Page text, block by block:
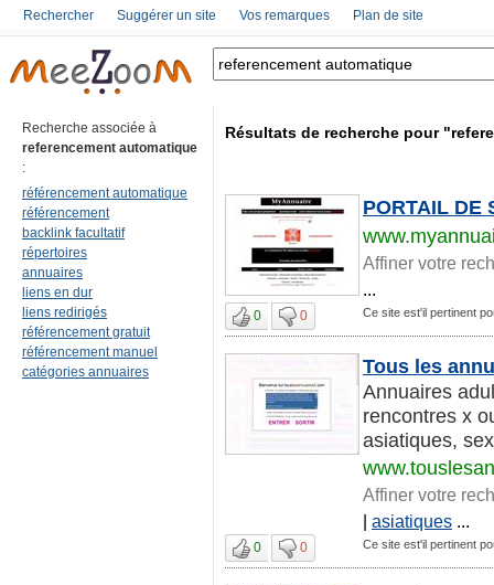
Rechercher Suggérer un site Vos remarques Plan de site
Recherche associée à
referencement automatique
:
référencement automatique
référencement
backlink facultatif
répertoires
annuaires
liens en dur
liens redirigés
référencement gratuit
référencement manuel
catégories annuaires
Résultats de recherche pour
PORTAIL DE
Affiner votre
...
0 0 Ce site est'il pertinent
Tous les
Annuaires
rencontres x
asiatiques,
Affiner votre
| asiatiques ...
0 0 Ce site est'il pertinent